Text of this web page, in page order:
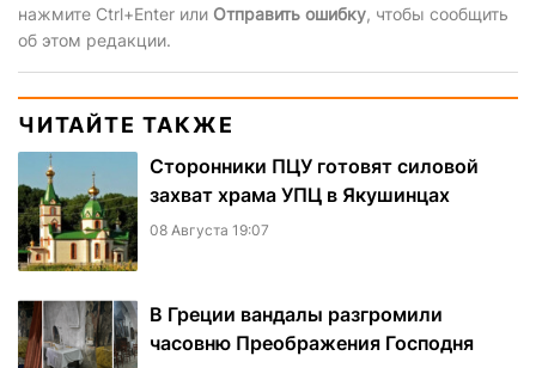
нажмите Ctrl+Enter или Отправить ошибку, чтобы сообщить
об этом редакции.
ЧИТАЙТЕ ТАКЖЕ
Сторонники ПЦУ готовят силовой
захват храма УПЦ в Якушинцах
08 Августа 19:07
В Греции вандалы разгромили
часовню Преображения Господня